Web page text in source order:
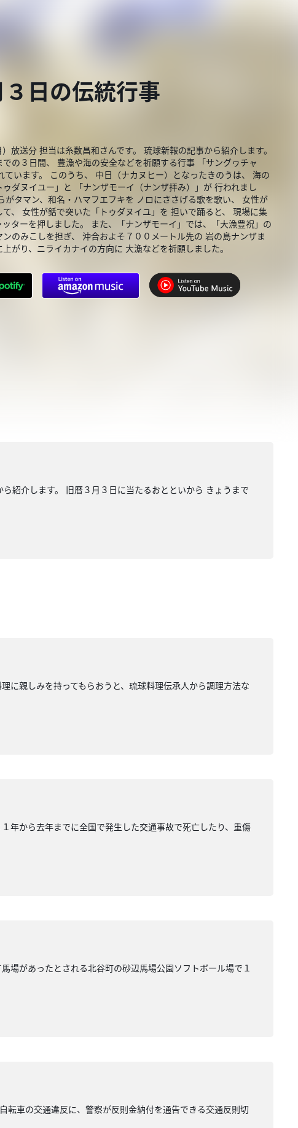
日の伝統行事
送分 担当は糸数昌和さんです。 琉球新報の記事から紹介します。
の３日間、 豊漁や海の安全などを祈願する行事 「サングヮチャ
います。 このうち、 中日（ナカヌヒー）となったきのうは、 海の
ダヌイユー」と 「ナンザモーイ（ナンザ拝み）」が 行われまし
タマン、和名・ハマフエフキを ノロにささげる歌を歌い、 女性が
、 女性が銛で突いた「トゥダヌイユ」を 担いで踊ると、 現場に集
ターを押しました。 また、「ナンザモーイ」では、「大漁豊祝」の
のみこしを担ぎ、 沖合およそ７００メートル先の 岩の島ナンザま
がり、ニライカナイの方向に 大漁などを祈願しました。
介します。 旧暦３月３日に当たるおとといから きょうまで
に親しみを持ってもらおうと、琉球料理伝承人から調理方法な
年から去年までに全国で発生した交通事故で死亡したり、重傷
場があったとされる北谷町の砂辺馬場公園ソフトボール場で１
転車の交通違反に、警察が反則金納付を通告できる交通反則切